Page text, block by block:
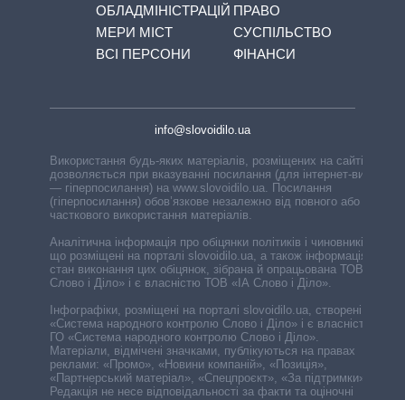
ОБЛАДМІНІСТРАЦІЙ
МЕРИ МІСТ
ВСІ ПЕРСОНИ
ПРАВО
СУСПІЛЬСТВО
ФІНАНСИ
info@slovoidilo.ua
Використання будь-яких матеріалів, розміщених на сайті,
дозволяється при вказуванні посилання (для інтернет-видань
— гіперпосилання) на www.slovoidilo.ua. Посилання
(гіперпосилання) обов’язкове незалежно від повного або
часткового використання матеріалів.
Аналітична інформація про обіцянки політиків і чиновників,
що розміщені на порталі slovoidilo.ua, а також інформація про
стан виконання цих обіцянок, зібрана й опрацьована ТОВ «ІА
Слово і Діло» і є власністю ТОВ «ІА Слово і Діло».
Інфографіки, розміщені на порталі slovoidilo.ua, створені ГО
«Система народного контролю Слово і Діло» і є власністю
ГО «Система народного контролю Слово і Діло».
Матеріали, відмічені значками, публікуються на правах
реклами: «Промо», «Новини компаній», «Позиція»,
«Партнерський матеріал», «Спецпроєкт», «За підтримки».
Редакція не несе відповідальності за факти та оціночні